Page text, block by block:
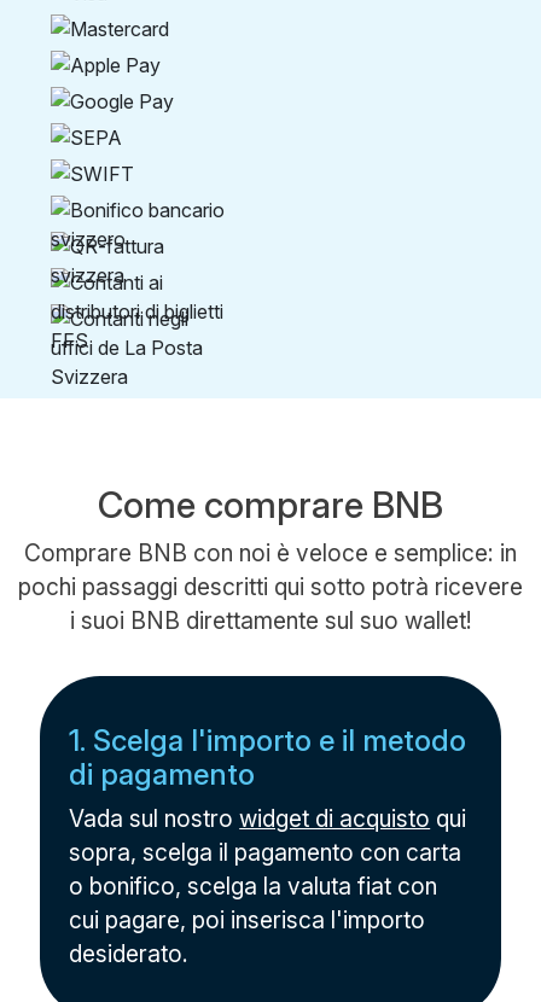
Come comprare BNB
Comprare BNB con noi è veloce e semplice: in
pochi passaggi descritti qui sotto potrà ricevere
i suoi BNB direttamente sul suo wallet!
1. Scelga l'importo e il metodo
di pagamento
Vada sul nostrowidget di acquisto qui
sopra, scelga il pagamento con carta
o bonifico, scelga la valuta fiat con
cui pagare, poi inserisca l'importo
desiderato.